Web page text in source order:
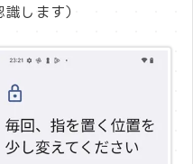
します）